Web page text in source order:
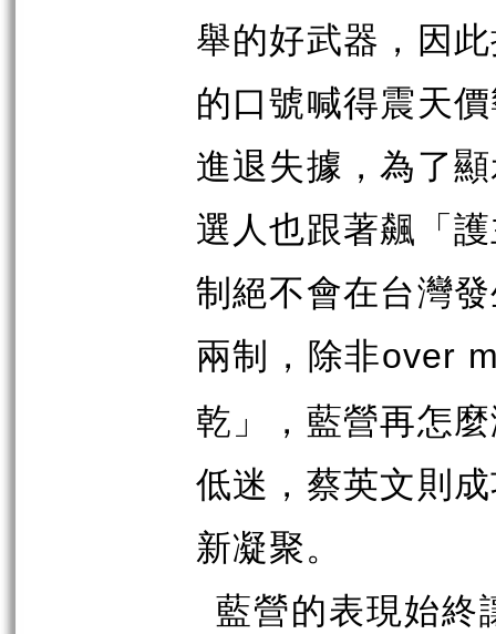
舉的好武器，因
的口號喊得震天
進退失據，為了
選人也跟著飆「
制絕不會在台灣
兩制，除非over
乾」，藍營再怎
低迷，蔡英文則
新凝聚。
藍營的表現始終